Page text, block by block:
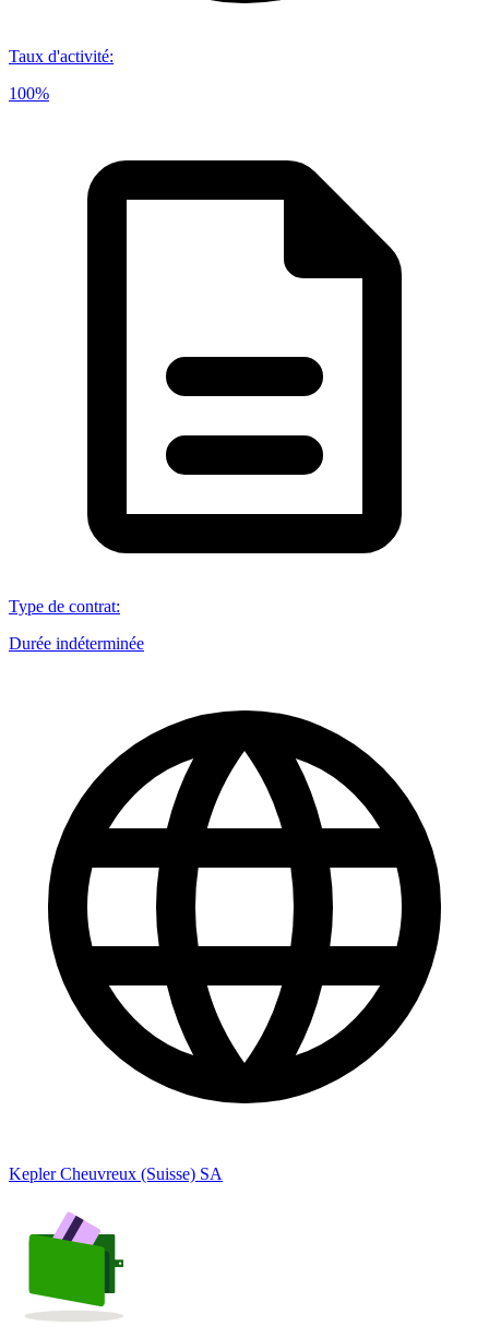
Taux d'activité:
100%
Type de contrat:
Durée indéterminée
Kepler Cheuvreux (Suisse) SA